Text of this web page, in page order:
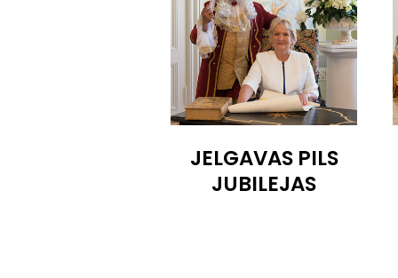
JELGAVAS PILS
JUBILEJAS